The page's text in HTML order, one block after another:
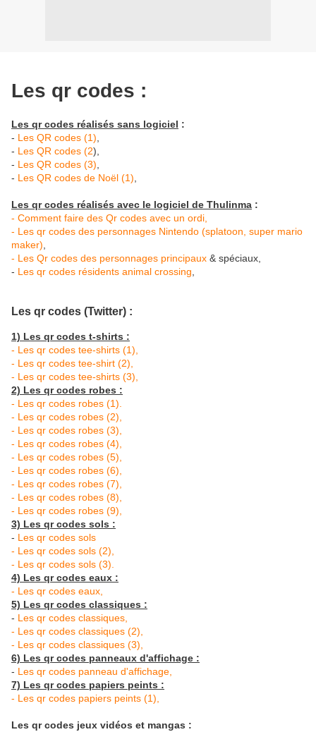
Les qr codes :
Les qr codes réalisés sans logiciel :
- Les QR codes (1)
- Les QR codes (2),
- Les QR codes (3)
- Les QR codes de Noël (1)
Les qr codes réalisés avec le logiciel de Thulinma :
- Comment faire des Qr codes avec un ordi,
- Les qr codes des personnages Nintendo (splatoon, super mario
maker)
- Les Qr codes des personnages principaux & spéciaux,
- Les qr codes résidents animal crossing
Les qr codes (Twitter) :
1) Les qr codes t-shirts :
- Les qr codes tee-shirts (1),
- Les qr codes tee-shirt (2),
- Les qr codes tee-shirts (3),
2) Les qr codes robes :
- Les qr codes robes (1).
- Les qr codes robes (2),
- Les qr codes robes (3),
- Les qr codes robes (4),
- Les qr codes robes (5),
- Les qr codes robes (6),
- Les qr codes robes (7),
- Les qr codes robes (8),
- Les qr codes robes (9),
3) Les qr codes sols :
- Les qr codes sols
- Les qr codes sols (2),
- Les qr codes sols (3).
4) Les qr codes eaux :
- Les qr codes eaux,
5) Les qr codes classiques :
- Les qr codes classiques,
- Les qr codes classiques (2),
- Les qr codes classiques (3),
6) Les qr codes panneaux d'affichage :
- Les qr codes panneau d'affichage,
7) Les qr codes papiers peints :
- Les qr codes papiers peints (1),
Les qr codes jeux vidéos et mangas :